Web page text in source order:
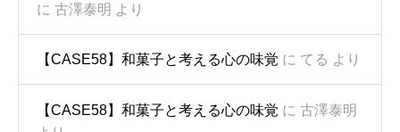
に 古澤泰明 より
【CASE58】和菓子と考える心の味覚 に てる より
【CASE58】和菓子と考える心の味覚 に 古澤泰明